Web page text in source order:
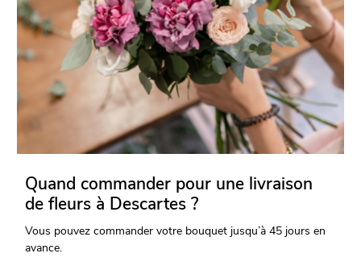
Quand commander pour une livraison
de fleurs à Descartes ?
Vous pouvez commander votre bouquet jusqu’à 45 jours en
avance.